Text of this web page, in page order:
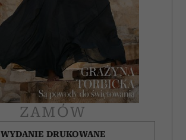
ZAMÓW
WYDANIE DRUKOWANE